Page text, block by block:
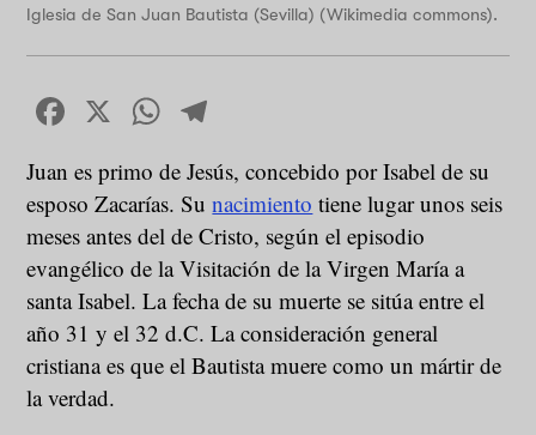
Iglesia de San Juan Bautista (Sevilla) (Wikimedia commons).
Facebook
X WhatsApp
Juan es primo de Jesús, concebido por Isabel de su
esposo Zacarías. Sunacimiento tiene lugar unos seis
meses antes del de Cristo, según el episodio
evangélico de la Visitación de la Virgen María a
santa Isabel. La fecha de su muerte se sitúa entre el
año 31 y el 32 d.C. La consideración general
cristiana es que el Bautista muere como un mártir de
la verdad.